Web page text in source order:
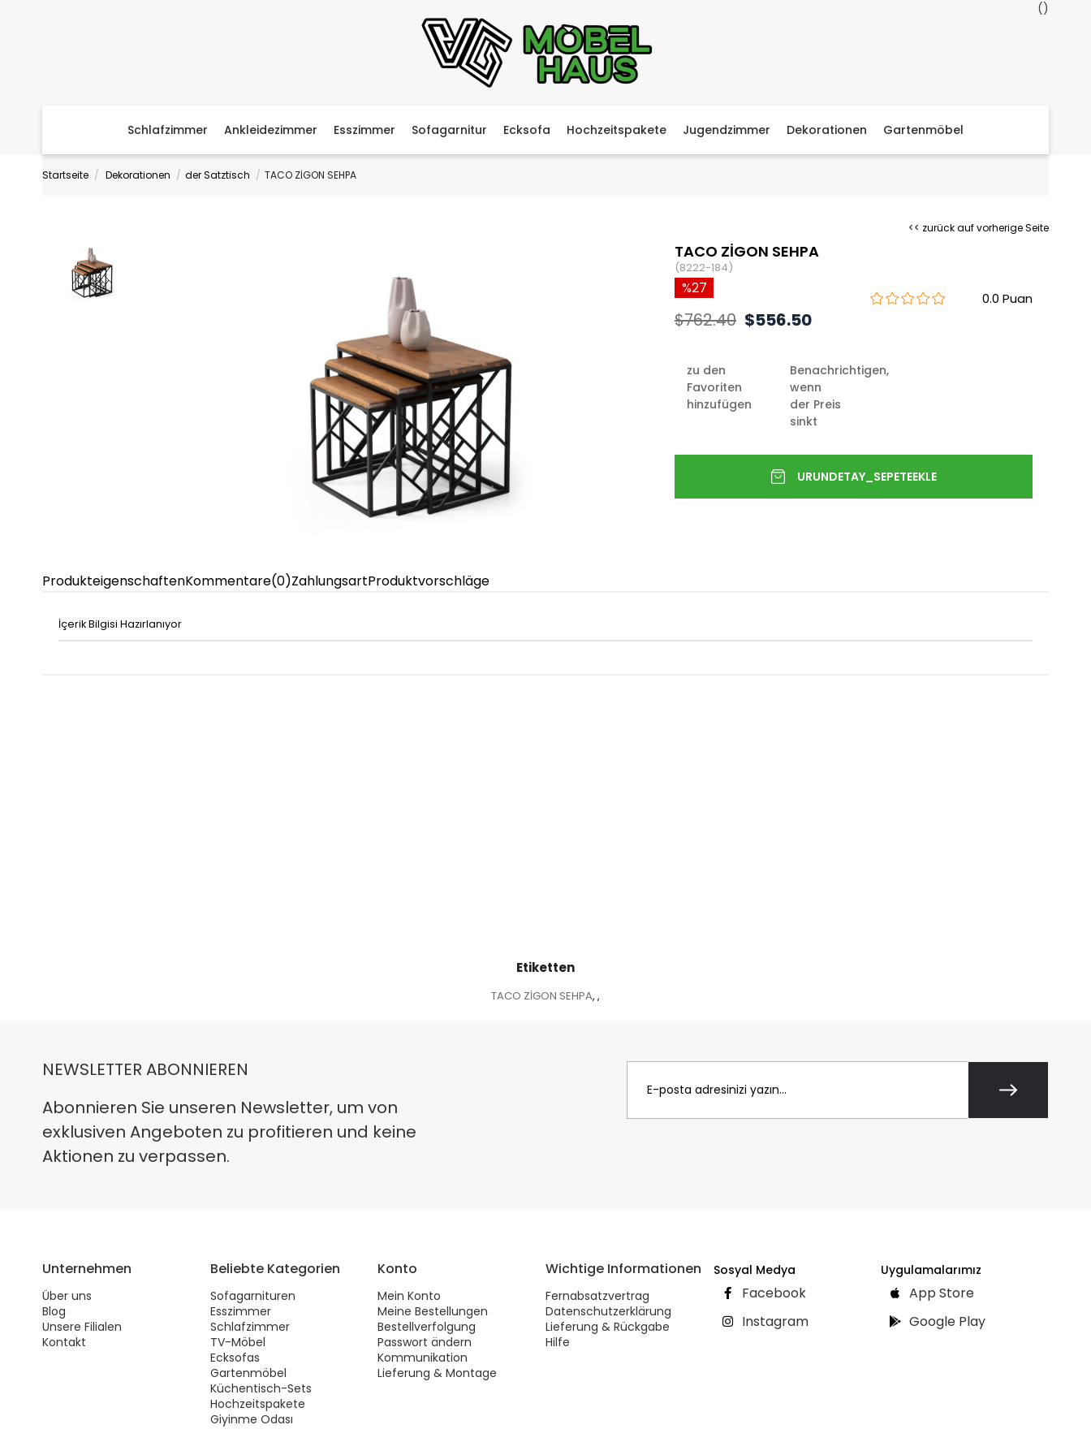
Schlafzimmer Ankleidezimmer Esszimmer Sofagarnitur Ecksofa Hochzeitspakete Jugendzimmer Dekorationen Gartenmöbel
Startseite Dekorationen der Satztisch TACO ZİGON SEHPA
<< zurück auf vorherige Seite
TACO ZİGON SEHPA
(8222-184)
0.0
27
$762.40 $556.50
zu den
Favoriten
hinzufügen
Benachrichtigen,
wenn
der Preis
sinkt
ProdukteigenschaftenKommentare(0)ZahlungsartProduktvorschläge
İçerik Bilgisi Hazırlanıyor
Etiketten
TACO ZİGON SEHPA, ,
NEWSLETTER ABONNIEREN
Abonnieren Sie unseren Newsletter, um von
exklusiven Angeboten zu profitieren und keine
Aktionen zu verpassen.
Unternehmen
Über uns
Blog
Unsere Filialen
Kontakt
Beliebte Kategorien
Sofagarnituren
Esszimmer
Schlafzimmer
TV-Möbel
Ecksofas
Gartenmöbel
Küchentisch-Sets
Hochzeitspakete
Giyinme Odası
Konto
Mein Konto
Meine Bestellungen
Bestellverfolgung
Passwort ändern
Kommunikation
Lieferung & Montage
Wichtige Informationen
Fernabsatzvertrag
Datenschutzerklärung
Lieferung & Rückgabe
Hilfe
Sosyal Medya
Facebook
Instagram
Uygulamalarımız
App Store
Google Play